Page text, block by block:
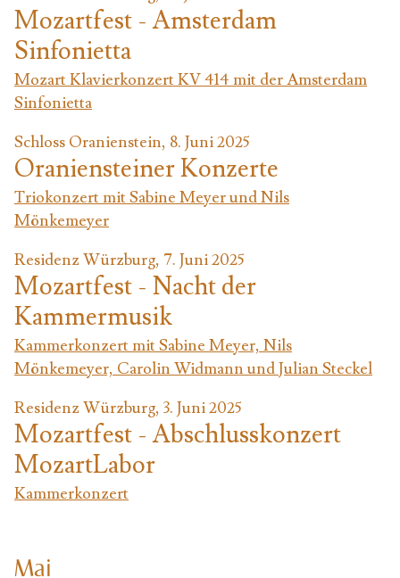
Mozartfest - Amsterdam
Sinfonietta
Mozart Klavierkonzert KV 414 mit der Amsterdam
Sinfonietta
Schloss Oranienstein, 8. Juni 2025
Oraniensteiner Konzerte
Triokonzert mit Sabine Meyer und Nils
Mönkemeyer
Residenz Würzburg, 7. Juni 2025
Mozartfest - Nacht der
Kammermusik
Kammerkonzert mit Sabine Meyer, Nils
Mönkemeyer, Carolin Widmann und Julian Steckel
Residenz Würzburg, 3. Juni 2025
Mozartfest - Abschlusskonzert
MozartLabor
Kammerkonzert
Mai